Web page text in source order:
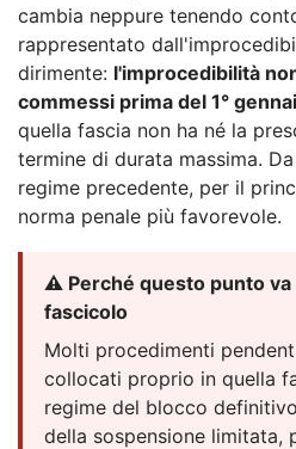
cambia neppure tenendo
rappresentato
dirimente: l'improcedibilità
commessi prima del 1°
quella fascia non ha né la
termine di durata massima.
regime precedente, per il
norma penale più favorevole.
⚠️ Perché questo punto
fascicolo
Molti procedimenti
collocati proprio in quella
regime del blocco
della sospensione limitata,